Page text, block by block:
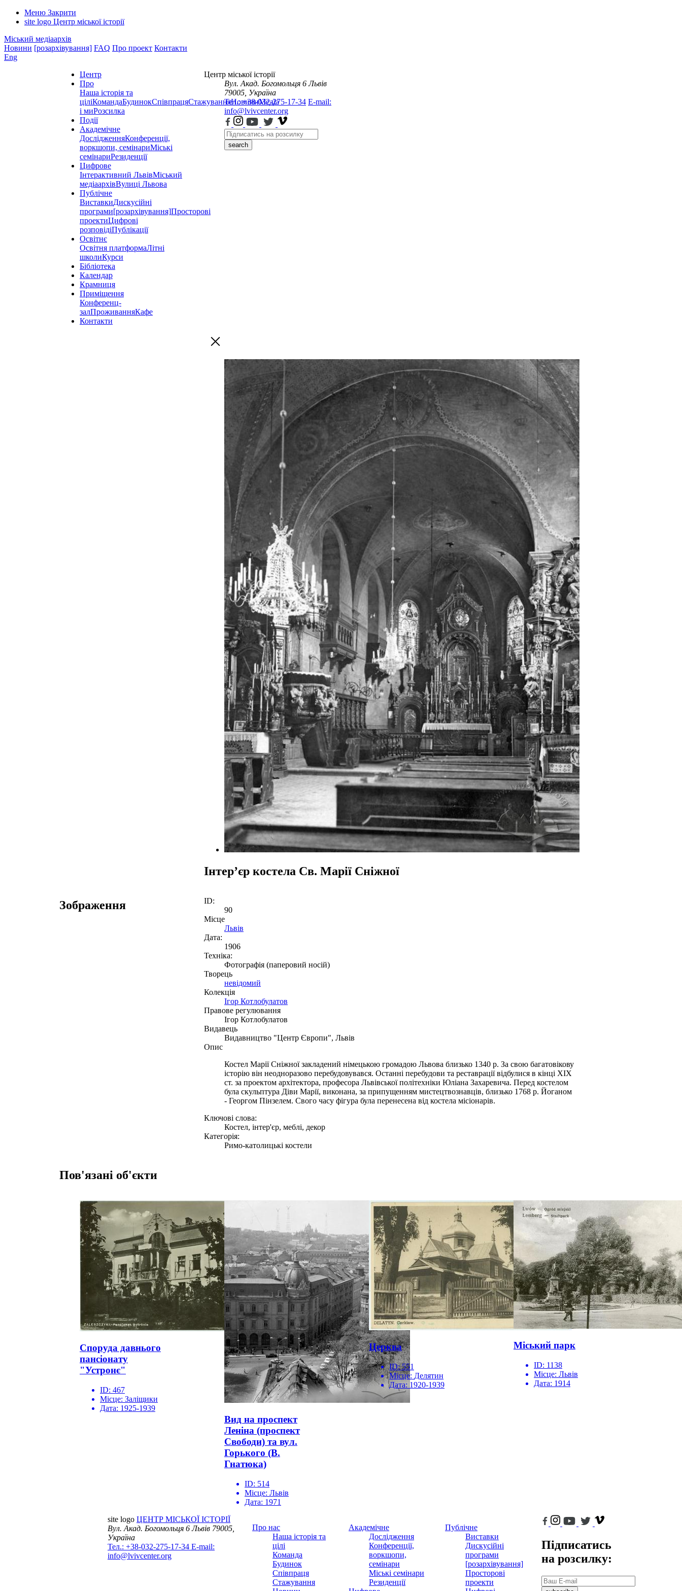
Меню Закрити
site logo Центр міської історії
Міський медіаархів
Новини [розархівування] FAQ Про проект Контакти
Eng
Центр
Про
Наша історія та
ціліКомандаБудинокСпівпрацяСтажуванняНовиниМедіа
і миРозсилка
Події
Академічне
ДослідженняКонференції,
воркшопи, семінариМіські
семінариРезиденції
Цифрове
Інтерактивний ЛьвівМіський
медіаархівВулиці Львова
Публічне
ВиставкиДискусійні
програми[розархівування]Просторові
проектиЦифрові
розповідіПублікації
Освітнє
Освітня платформаЛітні
школиКурси
Бібліотека
Календар
Крамниця
Приміщення
Конференц-
залПроживанняКафе
Контакти
Центр міської історії
Вул. Акад. Богомольця 6 Львів
79005, Україна
Тел.: +38-032-275-17-34 E-mail:
info@lvivcenter.org
search
Інтер’єр костела Св. Марії Сніжної
Зображення
ID:
90
Місце
Львів
Дата:
1906
Техніка:
Фотографія (паперовий носій)
Творець
невідомий
Колекція
Ігор Котлобулатов
Правове регулювання
Ігор Котлобулатов
Видавець
Видавництво "Центр Європи", Львів
Опис
Костел Марії Сніжної закладений німецькою громадою Львова близько 1340 р. За свою багатовікову
історію він неодноразово перебудовувався. Останні перебудови та реставрації відбулися в кінці ХІХ
ст. за проектом архітектора, професора Львівської політехніки Юліана Захаревича. Перед костелом
була скульптура Діви Марії, виконана, за припущенням мистецтвознавців, близько 1768 р. Йоганом
- Георгом Пінзелем. Свого часу фігура була перенесена від костела місіонарів.
Ключові слова:
Костел, інтер'єр, меблі, декор
Категорія:
Римо-католицькі костели
Пов'язані об'єкти
Споруда давнього
пансіонату
"Устронє"
ID: 467
Місце: Заліщики
Дата: 1925-1939
Вид на проспект
Леніна (проспект
Свободи) та вул.
Горького (В.
Гнатюка)
ID: 514
Місце: Львів
Дата: 1971
Церква
ID:551
Місце: Делятин
Дата: 1920-1939
Міський парк
ID: 1138
Місце: Львів
Дата: 1914
site logo ЦЕНТР МІСЬКОЇ ІСТОРІЇ
Вул. Акад. Богомольця 6Львів 79005,
Україна
Тел.: +38-032-275-17-34 E-mail:
info@lvivcenter.org
Про нас
Наша історія та
цілі
Команда
Будинок
Співпраця
Стажування
Академічне
Дослідження
Конференції,
воркшопи,
семінари
Міські семінари
Резиденції
Публічне
Виставки
Дискусійні
програми
[розархівування]
Просторові
проекти
Підписатись
на розсилку: